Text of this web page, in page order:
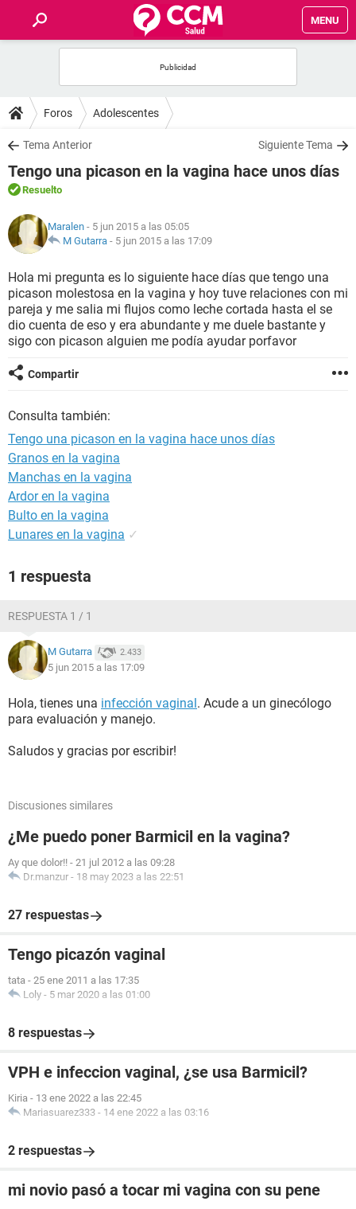
MENU
FOROS
SALUD
FAMILIA
NUTRICIÓN
SEXUALIDAD
GLOSARIO
Foros Adolescentes
Tema Anterior Siguiente Tema
Tengo una picason en la vagina hace unos días
Resuelto
Maralen - 5 jun 2015 a las 05:05
M Gutarra - 5 jun 2015 a las 17:09
Hola mi pregunta es lo siguiente hace días que tengo una
picason molestosa en la vagina y hoy tuve relaciones con mi
pareja y me salia mi flujos como leche cortada hasta el se
dio cuenta de eso y era abundante y me duele bastante y
sigo con picason alguien me podía ayudar porfavor
Compartir
Consulta también:
Tengo una picason en la vagina hace unos días
Granos en la vagina
Manchas en la vagina
Ardor en la vagina
Bulto en la vagina
Lunares en la vagina ✓
1 respuesta
RESPUESTA 1 / 1
M Gutarra 2.433
5 jun 2015 a las 17:09
Hola, tienes una infección vaginal. Acude a un ginecólogo
para evaluación y manejo.
Saludos y gracias por escribir!
Discusiones similares
¿Me puedo poner Barmicil en la vagina?
Ay que dolor!! - 21 jul 2012 a las 09:28
Dr.manzur - 18 may 2023 a las 22:51
27 respuestas
Tengo picazón vaginal
tata - 25 ene 2011 a las 17:35
Loly - 5 mar 2020 a las 01:00
8 respuestas
VPH e infeccion vaginal, ¿se usa Barmicil?
Kiria - 13 ene 2022 a las 22:45
Mariasuarez333 - 14 ene 2022 a las 03:16
2 respuestas
mi novio pasó a tocar mi vagina con su pene